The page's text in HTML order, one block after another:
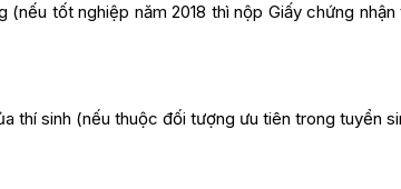
tốt nghiệp năm 2018 thì nộp Giấy chứng nhận
thí sinh (nếu thuộc đối tượng ưu tiên trong tuyển